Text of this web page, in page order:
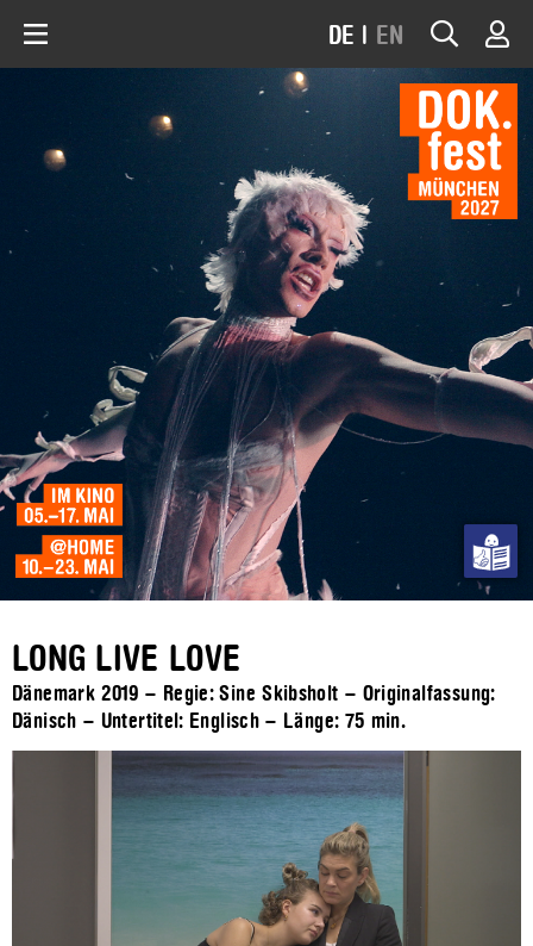
DE | EN
LONG LIVE LOVE
Dänemark 2019 – Regie: Sine Skibsholt – Originalfassung:
Dänisch – Untertitel: Englisch – Länge: 75 min.